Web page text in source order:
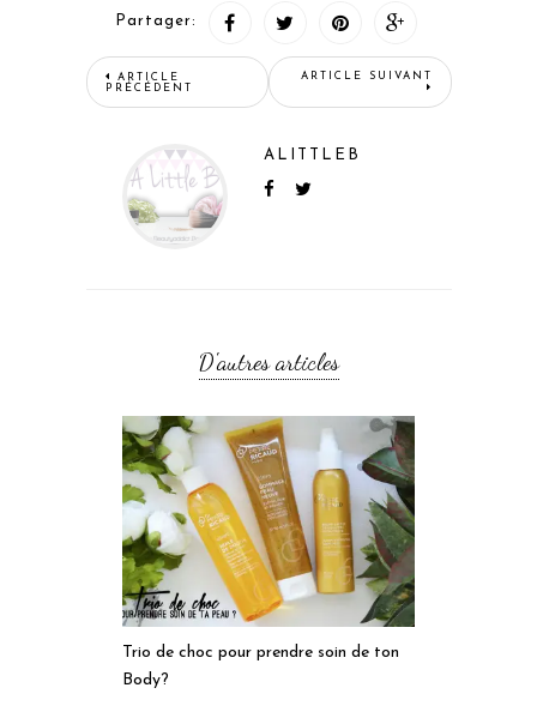
Partager:
ARTICLE
PRÉCÉDENT
ARTICLE SUIVANT
ALITTLEB
D'autres articles
Trio de choc pour prendre soin de ton
Body?